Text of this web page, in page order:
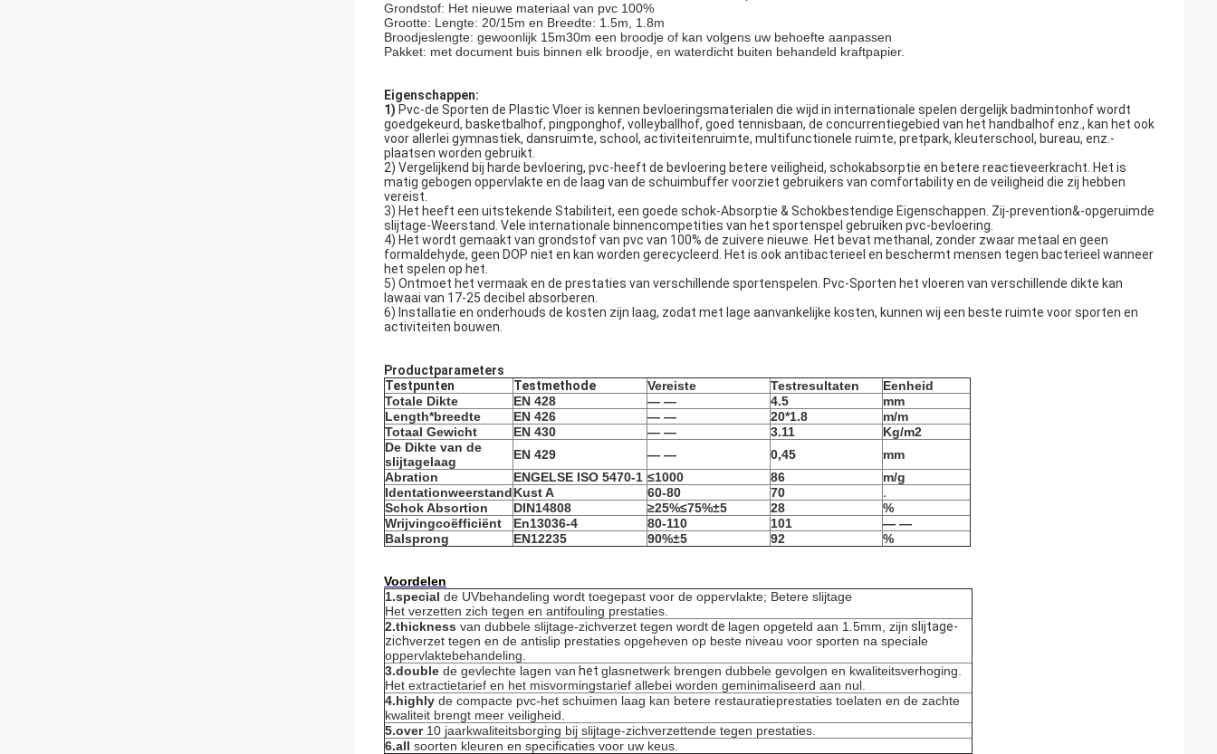
Grondstof: Het nieuwe materiaal van pvc 100%
Grootte: Lengte: 20/15m en Breedte: 1.5m, 1.8m
Broodjeslengte: gewoonlijk 15m30m een broodje of kan volgens uw behoefte aanpassen
Pakket: met document buis binnen elk broodje, en waterdicht buiten behandeld kraftpapier.
Eigenschappen:
1) Pvc-de Sporten de Plastic Vloer is kennen bevloeringsmaterialen die wijd in internationale spelen dergelijk badmintonhof wordt
goedgekeurd, basketbalhof, pingponghof, volleyballhof, goed tennisbaan, de concurrentiegebied van het handbalhof enz., kan het ook
voor allerlei gymnastiek, dansruimte, school, activiteitenruimte, multifunctionele ruimte, pretpark, kleuterschool, bureau, enz.-
plaatsen worden gebruikt.
2) Vergelijkend bij harde bevloering, pvc-heeft de bevloering betere veiligheid, schokabsorptie en betere reactieveerkracht. Het is
matig gebogen oppervlakte en de laag van de schuimbuffer voorziet gebruikers van comfortability en de veiligheid die zij hebben
vereist.
3) Het heeft een uitstekende Stabiliteit, een goede schok-Absorptie & Schokbestendige Eigenschappen. Zij-prevention&-opgeruimde
slijtage-Weerstand. Vele internationale binnencompetities van het sportenspel gebruiken pvc-bevloering.
4) Het wordt gemaakt van grondstof van pvc van 100% de zuivere nieuwe. Het bevat methanal, zonder zwaar metaal en geen
formaldehyde, geen DOP niet en kan worden gerecycleerd. Het is ook antibacterieel en beschermt mensen tegen bacterieel wanneer
het spelen op het.
5) Ontmoet het vermaak en de prestaties van verschillende sportenspelen. Pvc-Sporten het vloeren van verschillende dikte kan
lawaai van 17-25 decibel absorberen.
6) Installatie en onderhouds de kosten zijn laag, zodat met lage aanvankelijke kosten, kunnen wij een beste ruimte voor sporten en
activiteiten bouwen.
Productparameters
Testpunten
Testmethode Vereiste Testresultaten
Eenheid
Totale Dikte
EN 428 — — 4.5
mm
Length*breedte
EN 426 — — 20*1.8
m/m
Totaal Gewicht
EN 430 — — 3.11
Kg/m2
De Dikte van de
slijtagelaag
EN 429 — — 0,45
mm
Abration
ENGELSE ISO 5470-1 ≤1000 86
m/g
IdentationweerstandKust A 60-80 70
.
Schok Absortion
DIN14808 ≥25%≤75%±5 28
%
Wrijvingcoëfficiënt
En13036-4 80-110 101
— —
Balsprong
EN12235 90%±5 92 %
Voordelen
1.special de UVbehandeling wordt toegepast voor de oppervlakte; Betere slijtage
Het verzetten zich tegen en antifouling prestaties.
2.thickness van dubbele slijtage-zichverzet tegen wordtde lagen opgeteld aan 1.5mm, zijn slijtage-
zichverzet tegen en de antislip prestaties opgeheven op beste niveau voor sporten na speciale
oppervlaktebehandeling.
3.double de gevlechte lagen van het glasnetwerk brengen dubbele gevolgen en kwaliteitsverhoging.
Het extractietarief en het misvormingstarief allebei worden geminimaliseerd aan nul.
4.highly de compacte pvc-het schuimen laag kan betere restauratieprestaties toelaten en de zachte
kwaliteit brengt meer veiligheid.
5.over10 jaarkwaliteitsborging bij slijtage-zichverzettende tegen prestaties.
6.all soorten kleuren en specificaties voor uw keus.